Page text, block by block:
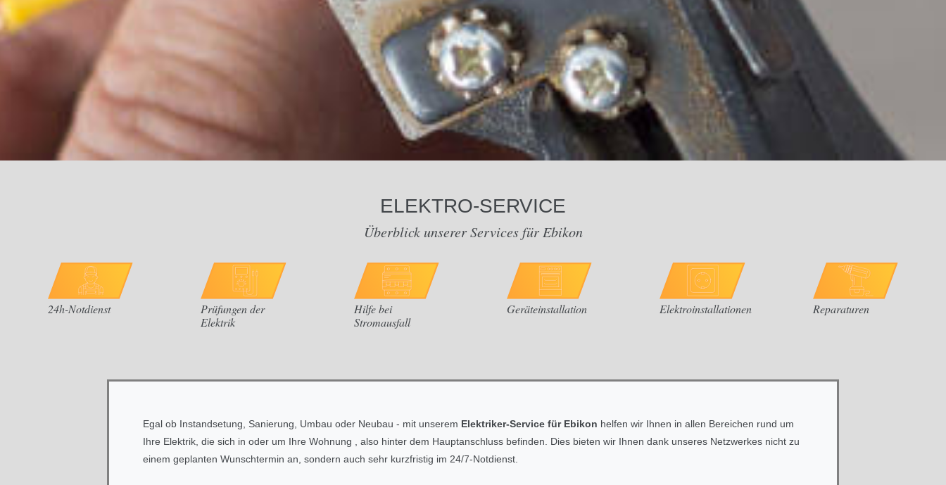
ELEKTRO-SERVICE
Überblick unserer Services für Ebikon
24h-Notdienst
Prüfungen der
Elektrik
Hilfe bei
Stromausfall
Geräteinstallation Elektroinstallationen Reparaturen
Egal ob Instandsetung, Sanierung, Umbau oder Neubau - mit unserem Elektriker-Service für Ebikon helfen wir Ihnen in allen Bereichen rund um
Ihre Elektrik, die sich in oder um Ihre Wohnung , also hinter dem Hauptanschluss befinden. Dies bieten wir Ihnen dank unseres Netzwerkes nicht zu
einem geplanten Wunschtermin an, sondern auch sehr kurzfristig im 24/7-Notdienst.